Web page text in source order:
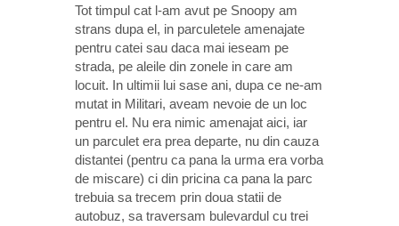
Tot timpul cat l-am avut pe Snoopy am
strans dupa el, in parculetele amenajate
pentru catei sau daca mai ieseam pe
strada, pe aleile din zonele in care am
locuit. In ultimii lui sase ani, dupa ce ne-am
mutat in Militari, aveam nevoie de un loc
pentru el. Nu era nimic amenajat aici, iar
un parculet era prea departe, nu din cauza
distantei (pentru ca pana la urma era vorba
de miscare) ci din pricina ca pana la parc
trebuia sa trecem prin doua statii de
autobuz, sa traversam bulevardul cu trei